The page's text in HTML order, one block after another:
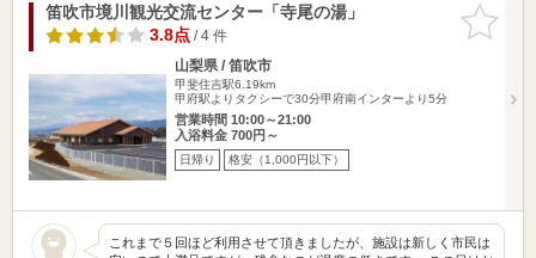
お気に入
りに追加
笛吹市境川観光交流センター「寺尾の湯」
3.8点/ 4 件
山梨県 / 笛吹市
甲斐住吉駅6.19km
甲府駅よりタクシーで30分甲府南インターより5分
営業時間 10:00～21:00
入浴料金 700円～
日帰り 格安（1,000円以下）
これまで５回ほど利用させて頂きましたが、施設は新しく市民は